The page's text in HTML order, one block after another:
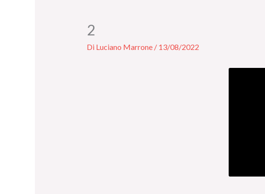
2
Di Luciano Marrone / 13/08/2022